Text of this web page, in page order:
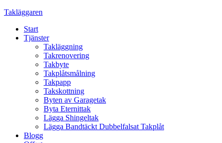
Skip
content
Takläggaren
Start
Tjänster
Takläggning
Takrenovering
Takbyte
Takplåtsmålning
Takpapp
Takskottning
Byten av Garagetak
Byta Eternittak
Lägga Shingeltak
Lägga Bandtäckt Dubbelfalsat Takplåt
Blogg